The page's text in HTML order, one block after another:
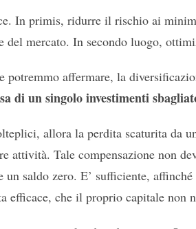
In primis, ridurre il rischio ai
del mercato. In secondo luogo,
affermare, la
di un singolo investimenti
allora la perdita scaturita da
attività. Tale compensazione non
un saldo zero. E’ sufficiente,
efficace, che il proprio capitale non